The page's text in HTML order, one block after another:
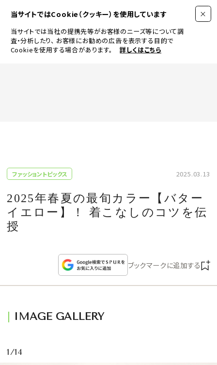
当サイトではCookie（クッキー）を使用しています
当サイトでは当社の提携先等がお客様のニーズ等について調
査・分析したり、 お客様にお勧めの広告を表示する目的で
Cookieを使用する場合があります。
詳しくはこちら
JEWELRY & WATCH
LIFESTYLE
CULTURE
CELEBRITY
WEDDING
ファッショントピックス 2025.03.13
2025年春夏の最旬カラー【バター
イエロー】！ 着こなしのコツを伝
授
ブックマークに追加する
IMAGE GALLERY
1/14